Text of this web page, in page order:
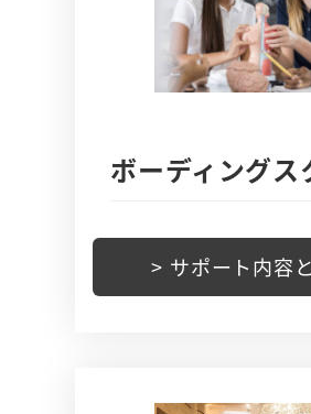
ボーディングス
> サポート内容